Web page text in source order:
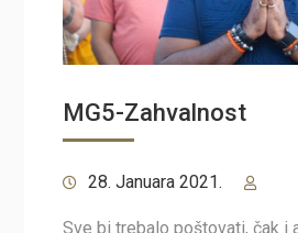
MG5-Zahvalnost
28. Januara 2021.
Sve bi trebalo poštovati, čak i